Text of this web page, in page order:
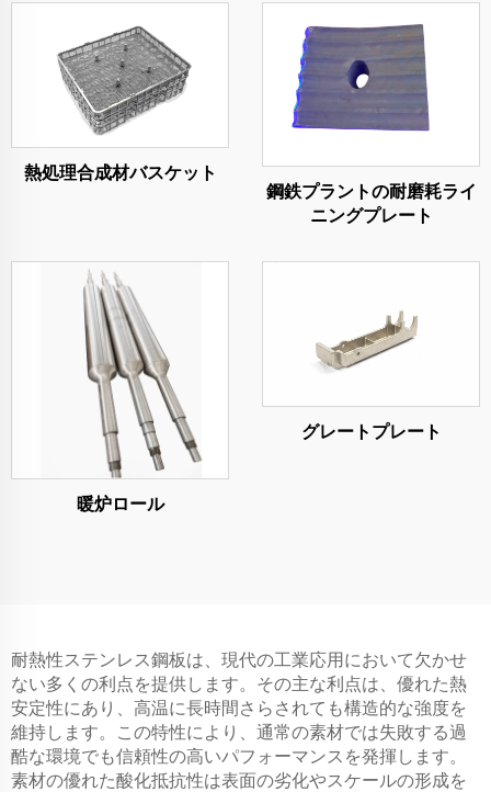
熱処理合成材バスケット
鋼鉄プラントの耐磨耗ライ
ニングプレート
暖炉ロール
グレートプレート
耐熱性ステンレス鋼板は、現代の工業応用において欠かせ
ない多くの利点を提供します。その主な利点は、優れた熱
安定性にあり、高温に長時間さらされても構造的な強度を
維持します。この特性により、通常の素材では失敗する過
酷な環境でも信頼性の高いパフォーマンスを発揮します。
素材の優れた酸化抵抗性は表面の劣化やスケールの形成を